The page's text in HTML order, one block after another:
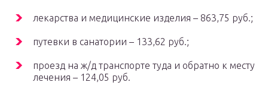
лекарства и медицинские изделия – 863,75 руб.;
путевки в санатории – 133,62 руб.;
проезд на ж/д транспорте туда и обратно к месту
лечения – 124,05 руб.